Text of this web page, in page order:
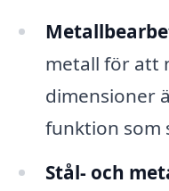
metall för att
dimensioner
funktion som
Stål- och